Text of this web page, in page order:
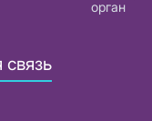
орган
связь